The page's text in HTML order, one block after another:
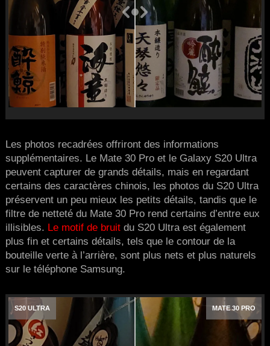
Les photos recadrées offriront des informations
supplémentaires. Le Mate 30 Pro et le Galaxy S20 Ultra
peuvent capturer de grands détails, mais en regardant
certains des caractères chinois, les photos du S20 Ultra
préservent un peu mieux les petits détails, tandis que le
filtre de netteté du Mate 30 Pro rend certains d’entre eux
illisibles. Le motif de bruitdu S20 Ultra est également
plus fin et certains détails, tels que le contour de la
bouteille verte à l’arrière, sont plus nets et plus naturels
sur le téléphone Samsung.
S20 ULTRA MATE 30 PRO